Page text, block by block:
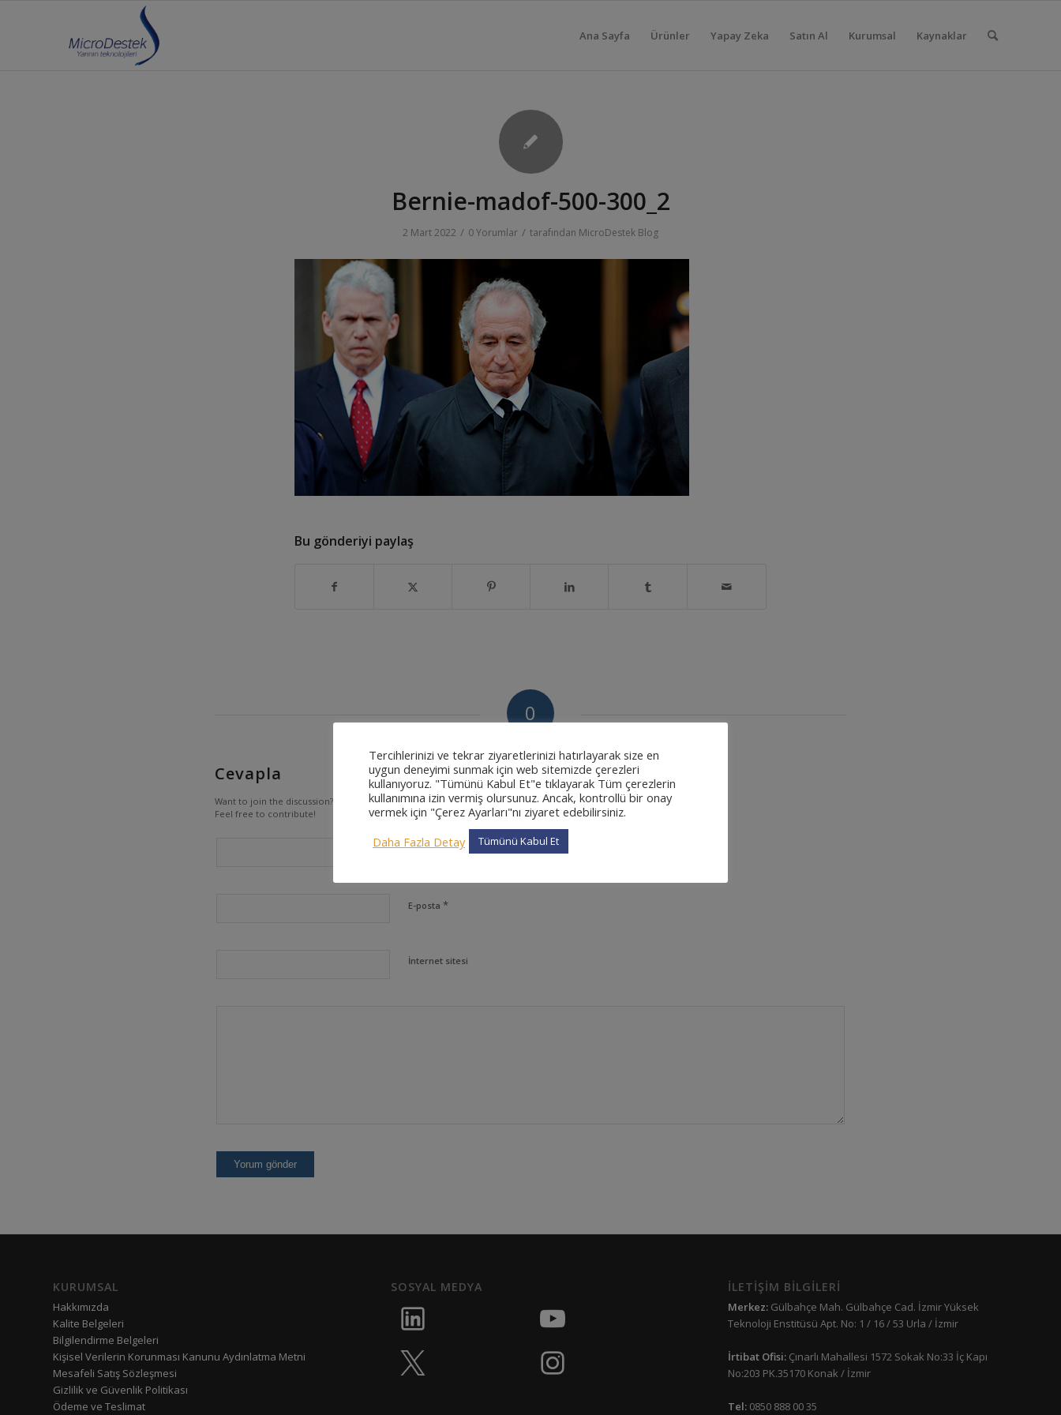
Ana Sayfa Ürünler Yapay Zeka Satın Al Kurumsal Kaynaklar
Bernie-madof-500-300_2
2 Mart 2022 / 0 Yorumlar / tarafından MicroDestek Blog
Bu gönderiyi paylaş
0
Cevapla
Want to join the discussion?
Feel free to contribute!
Ad*
E-posta *
İnternet sitesi
KURUMSAL
Hakkımızda
Kalite Belgeleri
Bilgilendirme Belgeleri
Kişisel Verilerin Korunması Kanunu Aydınlatma Metni
Mesafeli Satış Sözleşmesi
Gizlilik ve Güvenlik Politikası
Ödeme ve Teslimat
SOSYAL MEDYA İLETİŞİM BİLGİLERİ
Merkez: Gülbahçe Mah. Gülbahçe Cad. İzmir Yüksek
Teknoloji Enstitüsü Apt. No: 1 / 16 / 53 Urla / İzmir
İrtibat Ofisi: Çınarlı Mahallesi 1572 Sokak No:33 İç Kapı
No:203 PK.35170 Konak / İzmir
Tel: 0850 888 00 35
Tercihlerinizi ve tekrar ziyaretlerinizi hatırlayarak size en
uygun deneyimi sunmak için web sitemizde çerezleri
kullanıyoruz. "Tümünü Kabul Et"e tıklayarak Tüm çerezlerin
kullanımına izin vermiş olursunuz. Ancak, kontrollü bir onay
vermek için "Çerez Ayarları"nı ziyaret edebilirsiniz.
Daha Fazla Detay
Tümünü Kabul Et